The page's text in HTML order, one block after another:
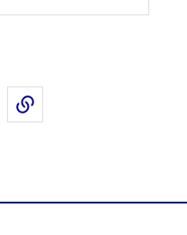
sur LinkedIn
Partager par email